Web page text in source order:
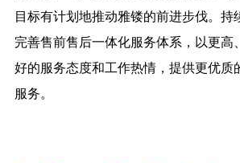
目标有计划地推动雅镂的前进步伐。持
完善售前售后一体化服务体系，以更高
好的服务态度和工作热情，提供更优质
服务。